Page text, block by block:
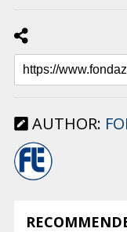
AUTHOR: